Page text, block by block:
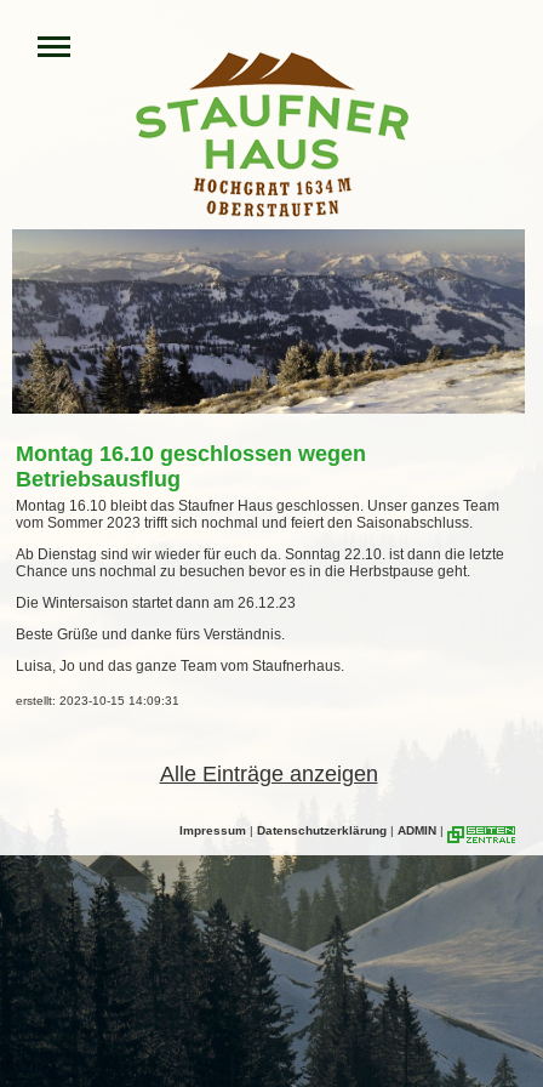
Montag 16.10 geschlossen wegen
Betriebsausflug
Montag 16.10 bleibt das Staufner Haus geschlossen. Unser ganzes Team
vom Sommer 2023 trifft sich nochmal und feiert den Saisonabschluss.
Ab Dienstag sind wir wieder für euch da. Sonntag 22.10. ist dann die letzte
Chance uns nochmal zu besuchen bevor es in die Herbstpause geht.
Die Wintersaison startet dann am 26.12.23
Beste Grüße und danke fürs Verständnis.
Luisa, Jo und das ganze Team vom Staufnerhaus.
erstellt: 2023-10-15 14:09:31
Alle Einträge anzeigen
Impressum | Datenschutzerklärung | ADMIN |